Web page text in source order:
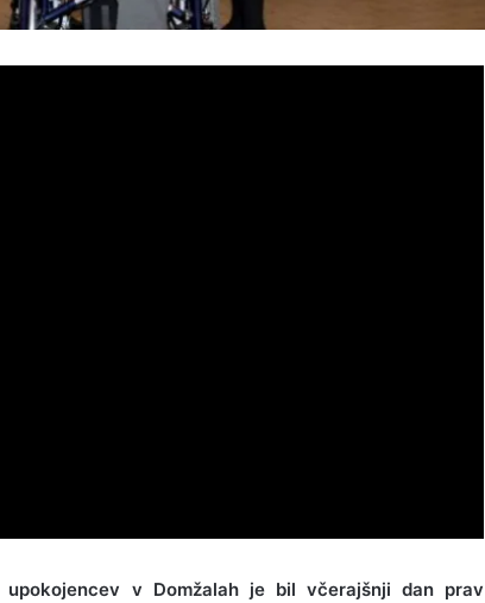
upokojencev v Domžalah je bil včerajšnji dan prav